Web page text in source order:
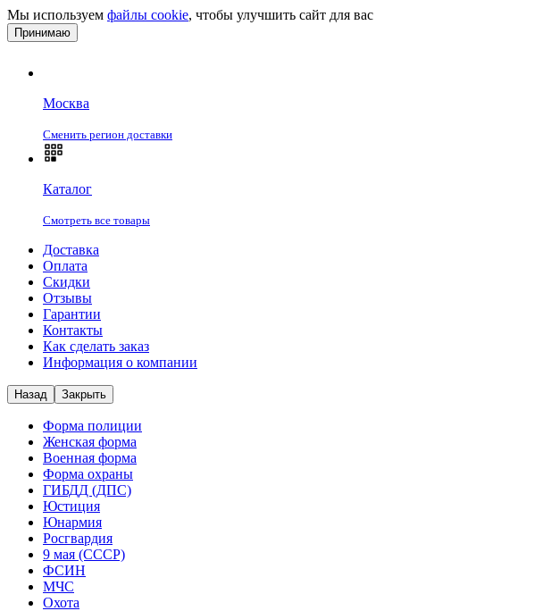
Мы используем файлы cookie, чтобы улучшить сайт для вас
Принимаю
Москва
Сменить регион доставки
Каталог
Смотреть все товары
Доставка
Оплата
Скидки
Отзывы
Гарантии
Контакты
Как сделать заказ
Информация о компании
Назад Закрыть
Форма полиции
Женская форма
Военная форма
Форма охраны
ГИБДД (ДПС)
Юстиция
Юнармия
Росгвардия
9 мая (СССР)
ФСИН
МЧС
Охота